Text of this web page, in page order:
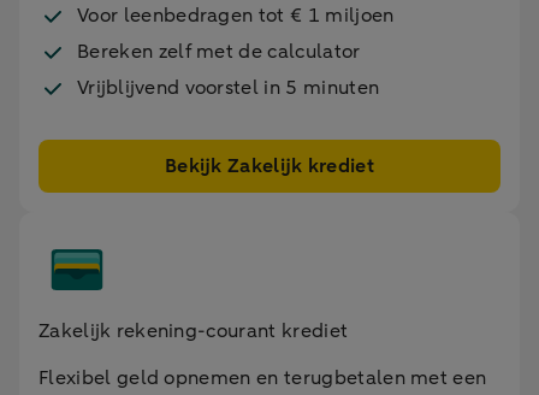
Voor leenbedragen tot € 1 miljoen
Bereken zelf met de calculator
Vrijblijvend voorstel in 5 minuten
Bekijk Zakelijk krediet
Zakelijk rekening-courant krediet
Flexibel geld opnemen en terugbetalen met een